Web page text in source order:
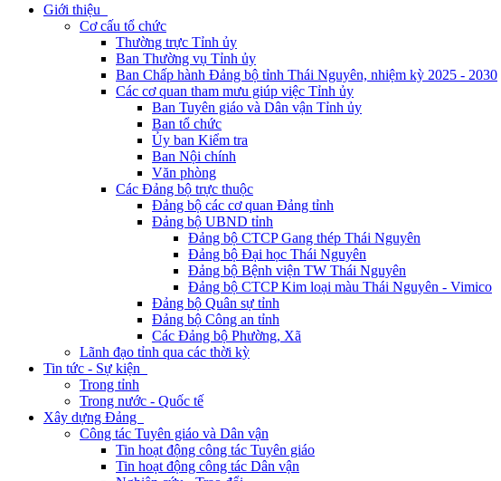
Giới thiệu
Cơ cấu tổ chức
Thường trực Tỉnh ủy
Ban Thường vụ Tỉnh ủy
Ban Chấp hành Đảng bộ tỉnh Thái Nguyên, nhiệm kỳ 2025 - 2030
Các cơ quan tham mưu giúp việc Tỉnh ủy
Ban Tuyên giáo và Dân vận Tỉnh ủy
Ban tổ chức
Ủy ban Kiểm tra
Ban Nội chính
Văn phòng
Các Đảng bộ trực thuộc
Đảng bộ các cơ quan Đảng tỉnh
Đảng bộ UBND tỉnh
Đảng bộ CTCP Gang thép Thái Nguyên
Đảng bộ Đại học Thái Nguyên
Đảng bộ Bệnh viện TW Thái Nguyên
Đảng bộ CTCP Kim loại màu Thái Nguyên - Vimico
Đảng bộ Quân sự tỉnh
Đảng bộ Công an tỉnh
Các Đảng bộ Phường, Xã
Lãnh đạo tỉnh qua các thời kỳ
Tin tức - Sự kiện
Trong tỉnh
Trong nước - Quốc tế
Xây dựng Đảng
Công tác Tuyên giáo và Dân vận
Tin hoạt động công tác Tuyên giáo
Tin hoạt động công tác Dân vận